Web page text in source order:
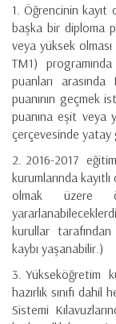
Öğrencinin kayıt
başka bir diploma
veya yüksek
TM1)
puanları
puanının geçmek
puanına eşit veya
çerçevesinde yatay
2016-2017
kurumlarında kayıtlı
olmak üzere
kurullar tarafından
kaybı yaşanabilir.)
Yükseköğretim
hazırlık sınıfı
Sistemi